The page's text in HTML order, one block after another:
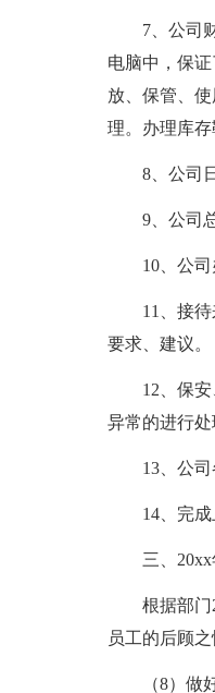
7、公司
电脑中，保
放、保管、
理。办理库存
8、公司
9、公司
10、公
11、接
要求、建议。
12、保
异常的进行处
13、公司
14、完
三、
根据部门
员工的后顾之
（8）做